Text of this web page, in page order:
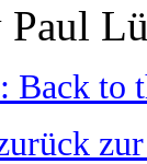
Back to